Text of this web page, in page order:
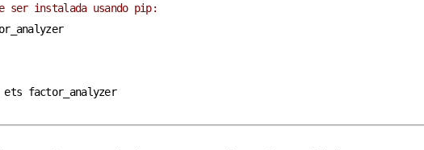
ser instalada usando pip:
ets factor_analyzer